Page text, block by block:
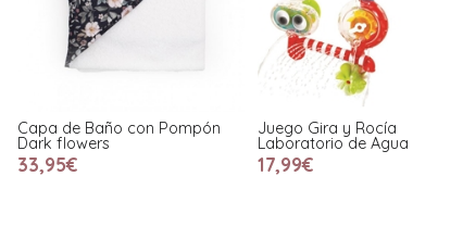
Capa de Baño con Pompón
Dark flowers
33,95€
Juego Gira y Rocía
Laboratorio de Agua
17,99€